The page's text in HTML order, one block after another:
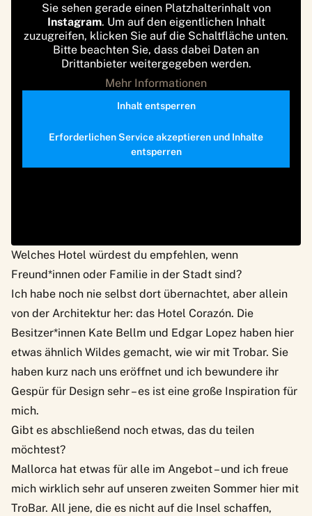
Sie sehen gerade einen Platzhalterinhalt von
Instagram. Um auf den eigentlichen Inhalt
zuzugreifen, klicken Sie auf die Schaltfläche unten.
Bitte beachten Sie, dass dabei Daten an
Drittanbieter weitergegeben werden.
Mehr Informationen
Inhalt entsperren
Erforderlichen Service akzeptieren und Inhalte
entsperren
Welches Hotel würdest du empfehlen, wenn
Freund*innen oder Familie in der Stadt sind?
Ich habe noch nie selbst dort übernachtet, aber allein
von der Architektur her: das Hotel Corazón. Die
Besitzer*innen Kate Bellm und Edgar Lopez haben hier
etwas ähnlich Wildes gemacht, wie wir mit Trobar. Sie
haben kurz nach uns eröffnet und ich bewundere ihr
Gespür für Design sehr – es ist eine große Inspiration für
mich.
Gibt es abschließend noch etwas, das du teilen
möchtest?
Mallorca hat etwas für alle im Angebot – und ich freue
mich wirklich sehr auf unseren zweiten Sommer hier mit
TroBar. All jene, die es nicht auf die Insel schaffen,